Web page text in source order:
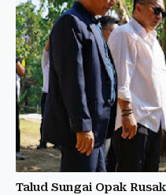
Talud Sungai Opak